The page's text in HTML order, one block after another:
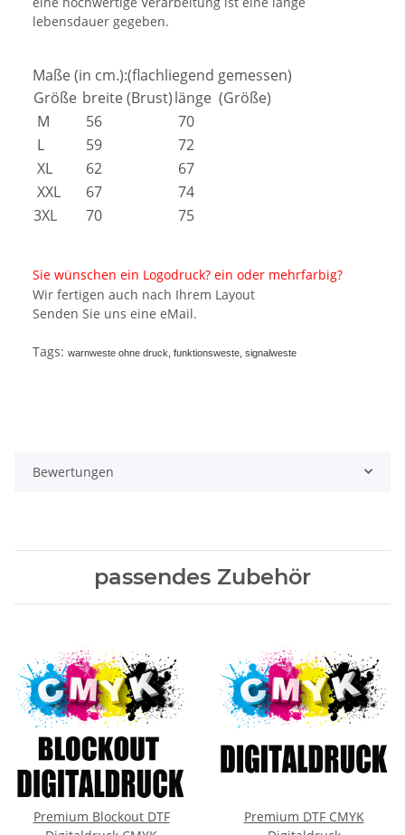
lebensdauer gegeben.
Maße (in cm.):(flachliegend gemessen)
Größe breite (Brust)länge (Größe)
M
56
70
L
59
72
XL
62
67
XXL
67
74
3XL
70 75
Sie wünschen ein Logodruck? ein oder mehrfarbig?
Wir fertigen auch nach Ihrem Layout
Senden Sie uns eine eMail.
Tags: warnweste ohne druck, funktionsweste, signalweste
Bewertungen
passendes Zubehör
Premium Blockout DTF
Premium DTF CMYK